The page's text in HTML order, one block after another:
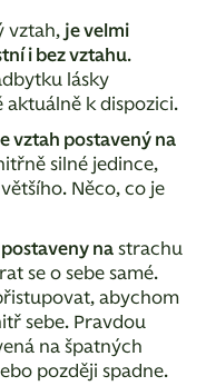
vztah, je velmi
i bez vztahu.
lásky
aktuálně k dispozici.
vztah postavený na
silné jedince,
Něco, co je
na strachu
se o sebe samé.
abychom
sebe. Pravdou
na špatných
později spadne.